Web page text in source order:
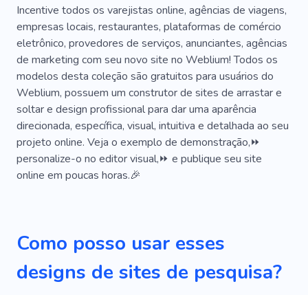
Documentação
Ortodontista
Direitos Autorais
Rádio
Centenas
Papel Principal
Prático Rango
Lados
Status
Folheto Canal
Cliente
Experiência
Porcaria Gravação
Mesa
Limpeza
Afinação
Catálogo
Ocupação
Desenvolvimento Web
Estratégia
Experiência De Trabalho
Financiar
Incentive todos os varejistas online, agências de viagens,
empresas locais, restaurantes, plataformas de comércio
eletrônico, provedores de serviços, anunciantes, agências
de marketing com seu novo site no Weblium! Todos os
modelos desta coleção são gratuitos para usuários do
Weblium, possuem um construtor de sites de arrastar e
soltar e design profissional para dar uma aparência
direcionada, específica, visual, intuitiva e detalhada ao seu
projeto online. Veja o exemplo de demonstração,⏩
personalize-o no editor visual,⏩ e publique seu site
online em poucas horas.🎉
Como posso usar esses
designs de sites de pesquisa?